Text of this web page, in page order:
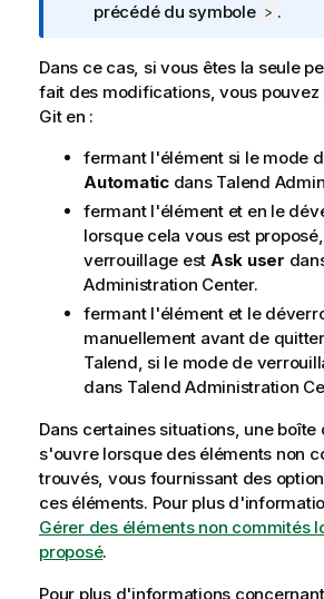
e
n
f
m
a
t
i
o
n
s
précédé du symbole > .
Dans ce cas, si vous êtes la seule
fait des modifications, vous
Git en :
fermant l'élément si le mode
Automaticdans Talend
fermant l'élément et en le
lorsque cela vous est
verrouillage est Ask user
Administration Center.
fermant l'élément et le
manuellement avant de
Talend, si le mode de
dans Talend Administration
Dans certaines situations, une boîte
s'ouvre lorsque des éléments non
trouvés, vous fournissant des
ces éléments. Pour plus
Gérer des éléments non commités
proposé.
Pour plus d'informations